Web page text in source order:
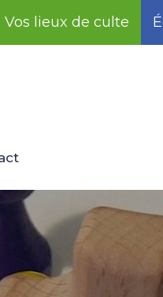
Vos lieux de culte